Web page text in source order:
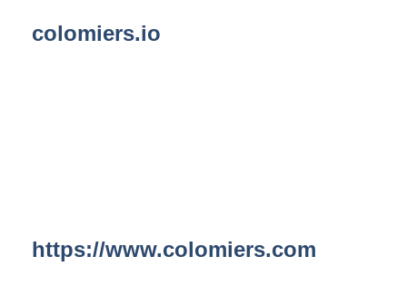
colomiers.io
https://www.colomiers.com